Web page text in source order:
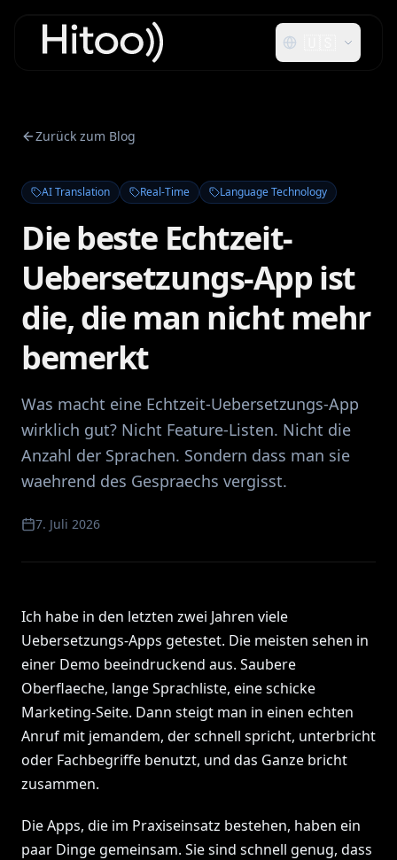
Zurück zum Blog
AI Translation Real-Time Language Technology
Die beste Echtzeit-
Uebersetzungs-App ist
die, die man nicht mehr
bemerkt
Was macht eine Echtzeit-Uebersetzungs-App
wirklich gut? Nicht Feature-Listen. Nicht die
Anzahl der Sprachen. Sondern dass man sie
waehrend des Gespraechs vergisst.
7. Juli 2026
Ich habe in den letzten zwei Jahren viele
Uebersetzungs-Apps getestet. Die meisten sehen in
einer Demo beeindruckend aus. Saubere
Oberflaeche, lange Sprachliste, eine schicke
Marketing-Seite. Dann steigt man in einen echten
Anruf mit jemandem, der schnell spricht, unterbricht
oder Fachbegriffe benutzt, und das Ganze bricht
zusammen.
Die Apps, die im Praxiseinsatz bestehen, haben ein
paar Dinge gemeinsam. Sie sind schnell genug, dass